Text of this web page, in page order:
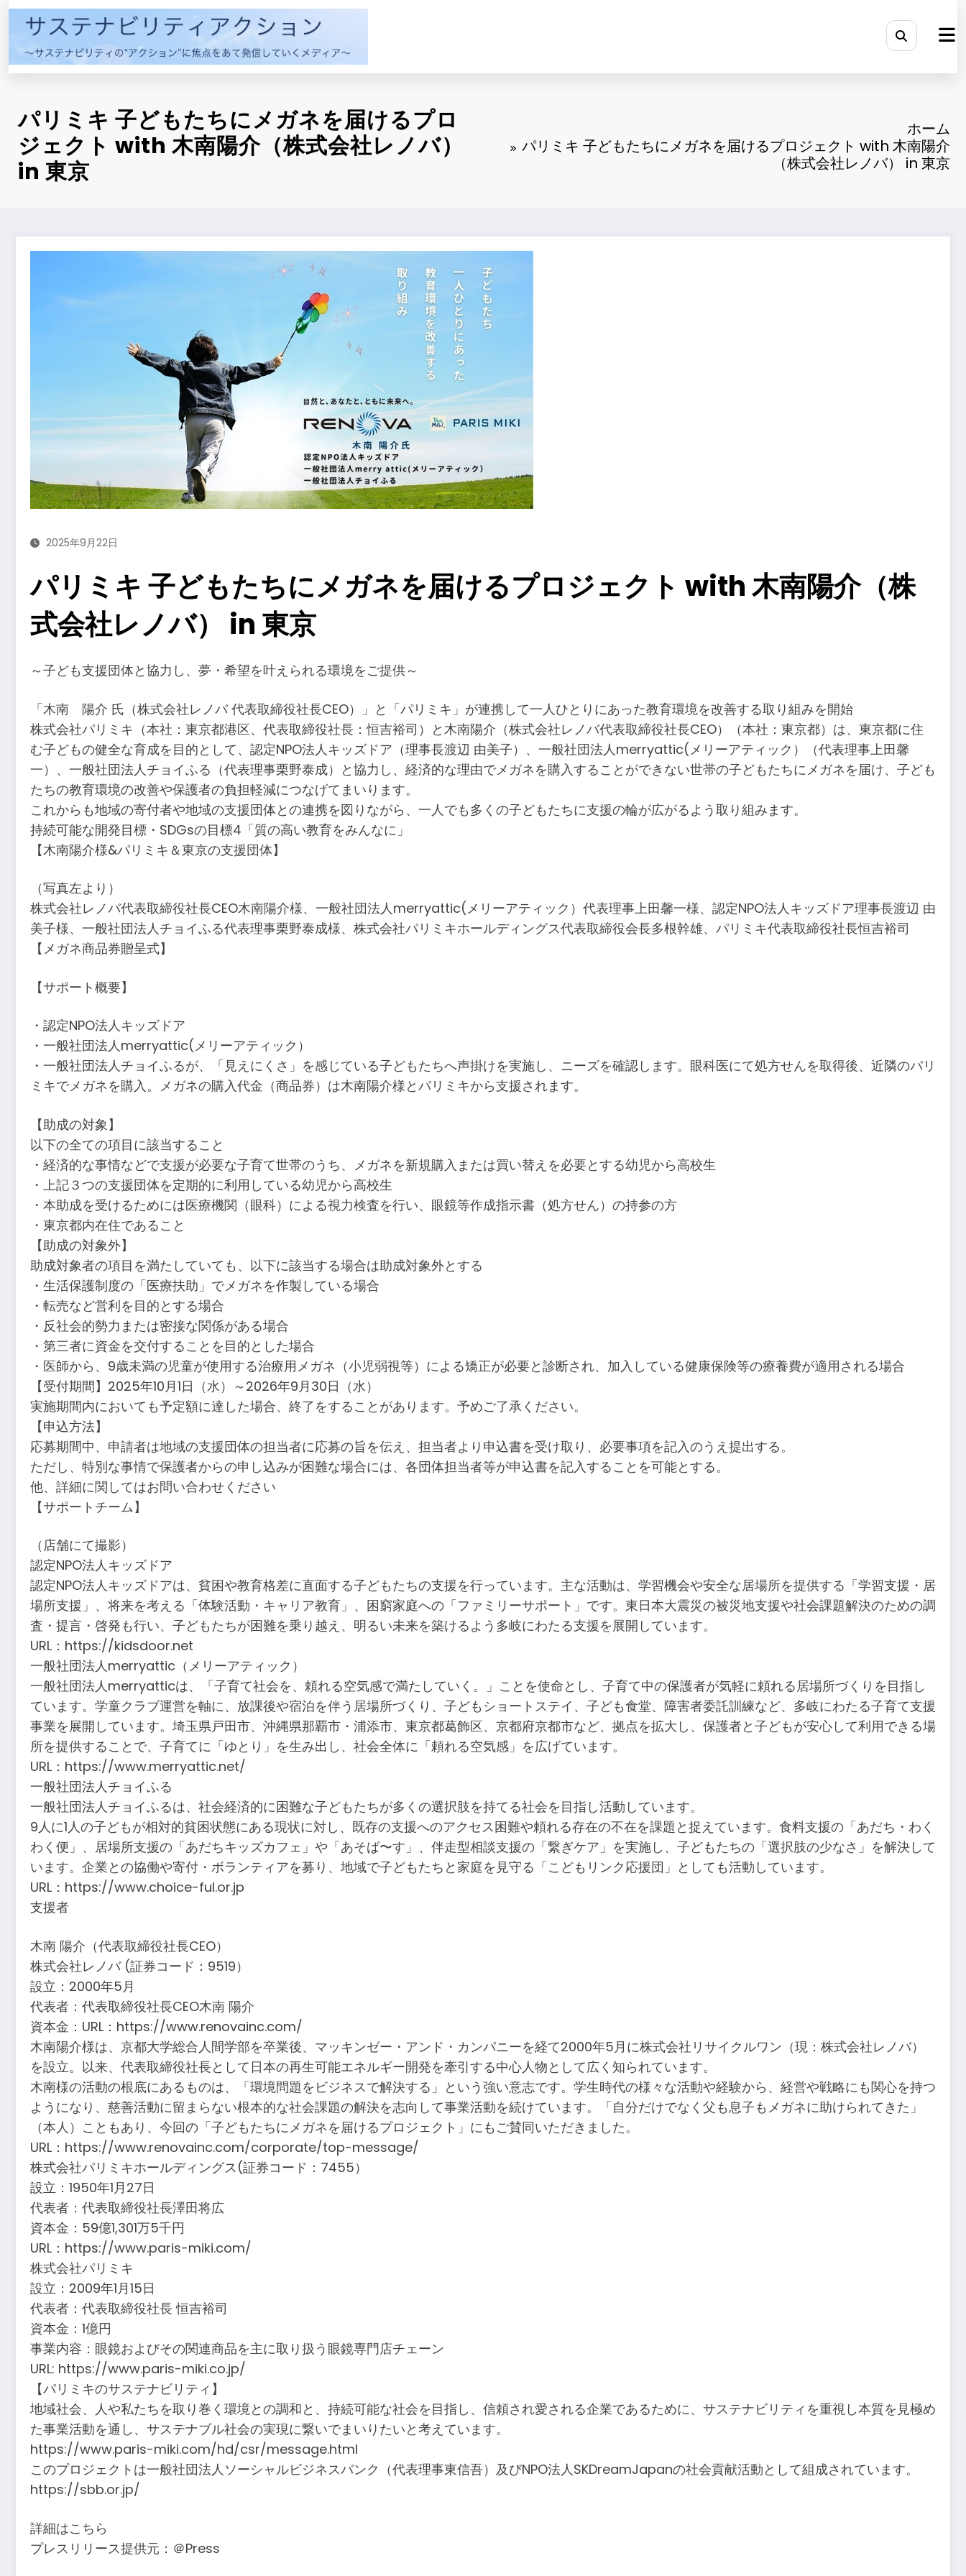
コ
ン
パリミキ 子どもたちにメガネを届けるプロ
ジェクト with 木南陽介（株式会社レノバ）
in 東京
ホーム
パリミキ 子どもたちにメガネを届けるプロジェクト with 木南陽介
（株式会社レノバ） in 東京
2025年9月22日
パリミキ 子どもたちにメガネを届けるプロジェクト with 木南陽介（株
式会社レノバ） in 東京
～子ども支援団体と協力し、夢・希望を叶えられる環境をご提供～
「木南 陽介 氏（株式会社レノバ 代表取締役社長CEO）」と「パリミキ」が連携して一人ひとりにあった教育環境を改善する取り組みを開始
株式会社パリミキ（本社：東京都港区、代表取締役社長：恒吉裕司）と木南陽介（株式会社レノバ代表取締役社長CEO）（本社：東京都）は、東京都に住
む子どもの健全な育成を目的として、認定NPO法人キッズドア（理事長渡辺 由美子）、一般社団法人merryattic(メリーアティック）（代表理事上田馨
一）、一般社団法人チョイふる（代表理事栗野泰成）と協力し、経済的な理由でメガネを購入することができない世帯の子どもたちにメガネを届け、子ども
たちの教育環境の改善や保護者の負担軽減につなげてまいります。
これからも地域の寄付者や地域の支援団体との連携を図りながら、一人でも多くの子どもたちに支援の輪が広がるよう取り組みます。
持続可能な開発目標・SDGsの目標4「質の高い教育をみんなに」
【木南陽介様&パリミキ＆東京の支援団体】
（写真左より）
株式会社レノバ代表取締役社長CEO木南陽介様、一般社団法人merryattic(メリーアティック）代表理事上田馨一様、認定NPO法人キッズドア理事長渡辺 由
美子様、一般社団法人チョイふる代表理事栗野泰成様、株式会社パリミキホールディングス代表取締役会長多根幹雄、パリミキ代表取締役社長恒吉裕司
【メガネ商品券贈呈式】
【サポート概要】
・認定NPO法人キッズドア
・一般社団法人merryattic(メリーアティック）
・一般社団法人チョイふるが、「見えにくさ」を感じている子どもたちへ声掛けを実施し、ニーズを確認します。眼科医にて処方せんを取得後、近隣のパリ
ミキでメガネを購入。メガネの購入代金（商品券）は木南陽介様とパリミキから支援されます。
【助成の対象】
以下の全ての項目に該当すること
・経済的な事情などで支援が必要な子育て世帯のうち、メガネを新規購入または買い替えを必要とする幼児から高校生
・上記３つの支援団体を定期的に利用している幼児から高校生
・本助成を受けるためには医療機関（眼科）による視力検査を行い、眼鏡等作成指示書（処方せん）の持参の方
・東京都内在住であること
【助成の対象外】
助成対象者の項目を満たしていても、以下に該当する場合は助成対象外とする
・生活保護制度の「医療扶助」でメガネを作製している場合
・転売など営利を目的とする場合
・反社会的勢力または密接な関係がある場合
・第三者に資金を交付することを目的とした場合
・医師から、9歳未満の児童が使用する治療用メガネ（小児弱視等）による矯正が必要と診断され、加入している健康保険等の療養費が適用される場合
【受付期間】2025年10月1日（水）～2026年9月30日（水）
実施期間内においても予定額に達した場合、終了をすることがあります。予めご了承ください。
【申込方法】
応募期間中、申請者は地域の支援団体の担当者に応募の旨を伝え、担当者より申込書を受け取り、必要事項を記入のうえ提出する。
ただし、特別な事情で保護者からの申し込みが困難な場合には、各団体担当者等が申込書を記入することを可能とする。
他、詳細に関してはお問い合わせください
【サポートチーム】
（店舗にて撮影）
認定NPO法人キッズドア
認定NPO法人キッズドアは、貧困や教育格差に直面する子どもたちの支援を行っています。主な活動は、学習機会や安全な居場所を提供する「学習支援・居
場所支援」、将来を考える「体験活動・キャリア教育」、困窮家庭への「ファミリーサポート」です。東日本大震災の被災地支援や社会課題解決のための調
査・提言・啓発も行い、子どもたちが困難を乗り越え、明るい未来を築けるよう多岐にわたる支援を展開しています。
URL：https://kidsdoor.net
一般社団法人merryattic（メリーアティック）
一般社団法人merryatticは、「子育て社会を、頼れる空気感で満たしていく。」ことを使命とし、子育て中の保護者が気軽に頼れる居場所づくりを目指し
ています。学童クラブ運営を軸に、放課後や宿泊を伴う居場所づくり、子どもショートステイ、子ども食堂、障害者委託訓練など、多岐にわたる子育て支援
事業を展開しています。埼玉県戸田市、沖縄県那覇市・浦添市、東京都葛飾区、京都府京都市など、拠点を拡大し、保護者と子どもが安心して利用できる場
所を提供することで、子育てに「ゆとり」を生み出し、社会全体に「頼れる空気感」を広げています。
URL：https://www.merryattic.net/
一般社団法人チョイふる
一般社団法人チョイふるは、社会経済的に困難な子どもたちが多くの選択肢を持てる社会を目指し活動しています。
9人に1人の子どもが相対的貧困状態にある現状に対し、既存の支援へのアクセス困難や頼れる存在の不在を課題と捉えています。食料支援の「あだち・わく
わく便」、居場所支援の「あだちキッズカフェ」や「あそば〜す」、伴走型相談支援の「繋ぎケア」を実施し、子どもたちの「選択肢の少なさ」を解決して
います。企業との協働や寄付・ボランティアを募り、地域で子どもたちと家庭を見守る「こどもリンク応援団」としても活動しています。
URL：https://www.choice-ful.or.jp
支援者
木南 陽介（代表取締役社長CEO）
株式会社レノバ (証券コード：9519）
設立：2000年5月
代表者：代表取締役社長CEO木南 陽介
資本金：URL：https://www.renovainc.com/
木南陽介様は、京都大学総合人間学部を卒業後、マッキンゼー・アンド・カンパニーを経て2000年5月に株式会社リサイクルワン（現：株式会社レノバ）
を設立。以来、代表取締役社長として日本の再生可能エネルギー開発を牽引する中心人物として広く知られています。
木南様の活動の根底にあるものは、「環境問題をビジネスで解決する」という強い意志です。学生時代の様々な活動や経験から、経営や戦略にも関心を持つ
ようになり、慈善活動に留まらない根本的な社会課題の解決を志向して事業活動を続けています。「自分だけでなく父も息子もメガネに助けられてきた」
（本人）こともあり、今回の「子どもたちにメガネを届けるプロジェクト」にもご賛同いただきました。
URL：https://www.renovainc.com/corporate/top-message/
株式会社パリミキホールディングス(証券コード：7455）
設立：1950年1月27日
代表者：代表取締役社長澤田将広
資本金：59億1,301万5千円
URL：https://www.paris-miki.com/
株式会社パリミキ
設立：2009年1月15日
代表者：代表取締役社長 恒吉裕司
資本金：1億円
事業内容：眼鏡およびその関連商品を主に取り扱う眼鏡専門店チェーン
URL: https://www.paris-miki.co.jp/
【パリミキのサステナビリティ】
地域社会、人や私たちを取り巻く環境との調和と、持続可能な社会を目指し、信頼され愛される企業であるために、サステナビリティを重視し本質を見極め
た事業活動を通し、サステナブル社会の実現に繋いでまいりたいと考えています。
https://www.paris-miki.com/hd/csr/message.html
このプロジェクトは一般社団法人ソーシャルビジネスバンク（代表理事東信吾）及びNPO法人SKDreamJapanの社会貢献活動として組成されています。
https://sbb.or.jp/
詳細はこちら
プレスリリース提供元：＠Press